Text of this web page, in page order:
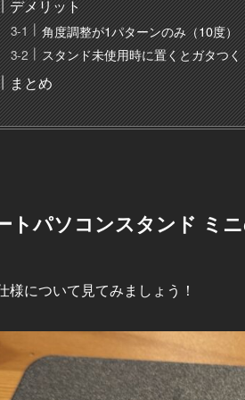
デメリット
角度調整が1パターンのみ（10度）
スタンド未使用時に置くとガタつく
まとめ
トパソコンスタンド ミ
様について見てみましょう！